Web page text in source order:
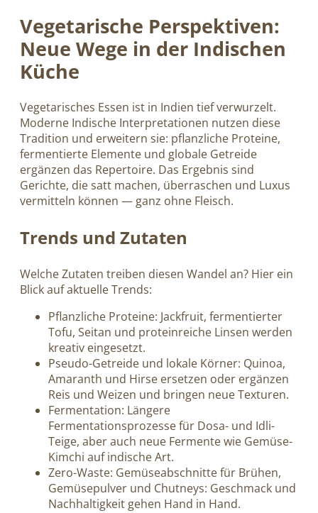
Vegetarische Perspektiven:
Neue Wege in der Indischen
Küche
Vegetarisches Essen ist in Indien tief verwurzelt.
Moderne Indische Interpretationen nutzen diese
Tradition und erweitern sie: pflanzliche Proteine,
fermentierte Elemente und globale Getreide
ergänzen das Repertoire. Das Ergebnis sind
Gerichte, die satt machen, überraschen und Luxus
vermitteln können — ganz ohne Fleisch.
Trends und Zutaten
Welche Zutaten treiben diesen Wandel an? Hier ein
Blick auf aktuelle Trends:
Pflanzliche Proteine: Jackfruit, fermentierter
Tofu, Seitan und proteinreiche Linsen werden
kreativ eingesetzt.
Pseudo-Getreide und lokale Körner: Quinoa,
Amaranth und Hirse ersetzen oder ergänzen
Reis und Weizen und bringen neue Texturen.
Fermentation: Längere
Fermentationsprozesse für Dosa- und Idli-
Teige, aber auch neue Fermente wie Gemüse-
Kimchi auf indische Art.
Zero-Waste: Gemüseabschnitte für Brühen,
Gemüsepulver und Chutneys: Geschmack und
Nachhaltigkeit gehen Hand in Hand.